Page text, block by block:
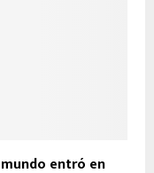
entró en